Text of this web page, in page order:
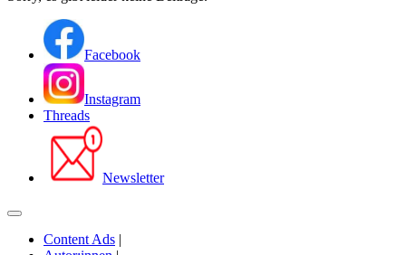
Facebook
Instagram
Threads
Newsletter
Content Ads |